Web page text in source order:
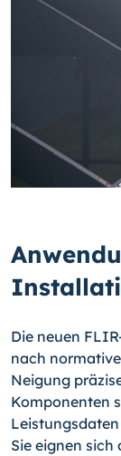
Die neuen
nach
Neigung
Komponenten
Sie eignen